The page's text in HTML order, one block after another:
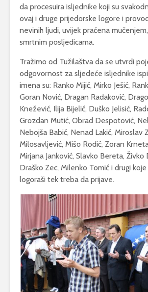
da procesuira isljednike koji su
ovaj i druge prijedorske logore i
nevinih ljudi, uvijek praćena
smrtnim posljedicama.
Tražimo od Tužilaštva da se utvrdi
odgovornost za sljedeće isljednike
imena su: Ranko Mijić, Mirko Ješić,
Goran Nović, Dragan Radaković,
Knežević, Ilija Bijelić, Duško Jelisić,
Grozdan Mutić, Obrad Despotović,
Nebojša Babić, Nenad Lakić, Miroslav
Milosavljević, Mišo Rodić, Zoran
Mirjana Janković, Slavko Bereta, Živko
Draško Zec, Milenko Tomić i drugi
logoraši tek treba da prijave.